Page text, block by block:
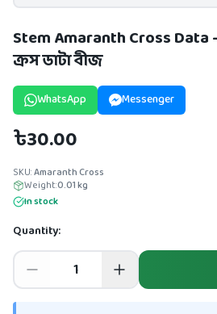
Stem Amaranth Cross Data
ক্রস ডাটা বীজ
WhatsApp Messenger
৳30.00
SKU:Amaranth Cross
Weight:0.01kg
In stock
Quantity: